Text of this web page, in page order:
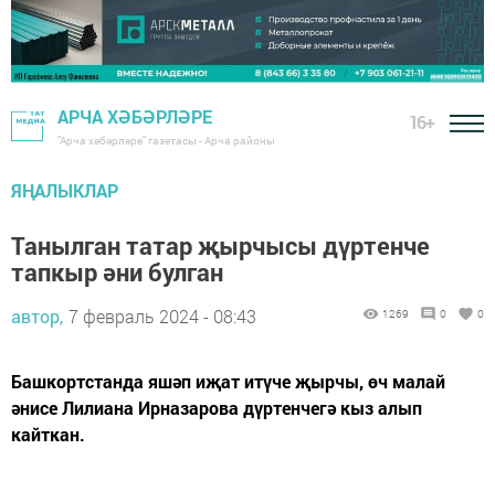
АРЧА ХӘБӘРЛӘРЕ
"Арча хәбәрләре" газетасы - Арча районы
16+
ЯҢАЛЫКЛАР
Танылган татар җырчысы дүртенче
тапкыр әни булган
автор, 7 февраль 2024 - 08:43 1269 0 0
Башкортстанда яшәп иҗат итүче җырчы, өч малай
әнисе Лилиана Ирназарова дүртенчегә кыз алып
кайткан.